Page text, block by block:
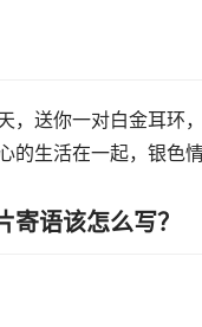
，送你一对白金耳环
的生活在一起，银色情
语该怎么写？